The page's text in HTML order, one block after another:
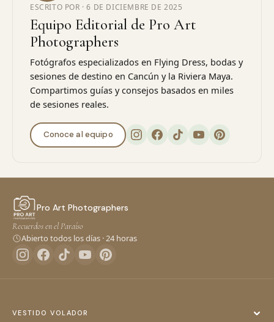
ESCRITO POR ·6 DE DICIEMBRE DE 2025
Equipo Editorial de Pro Art
Photographers
Fotógrafos especializados en Flying Dress, bodas y
sesiones de destino en Cancún y la Riviera Maya.
Compartimos guías y consejos basados en miles
de sesiones reales.
Conoce al equipo
Pro Art Photographers
Recuerdos en el Paraíso
Abierto todos los días · 24 horas
VESTIDO VOLADOR